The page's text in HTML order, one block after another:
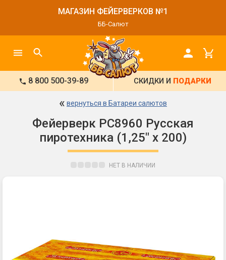
МАГАЗИН ФЕЙЕРВЕРКОВ №1
ББ-Салют
8 800 500-39-89 СКИДКИ И ПОДАРКИ
« вернуться в Батареи салютов
Фейерверк РС8960 Русская
пиротехника (1,25" х 200)
НЕТ В НАЛИЧИИ